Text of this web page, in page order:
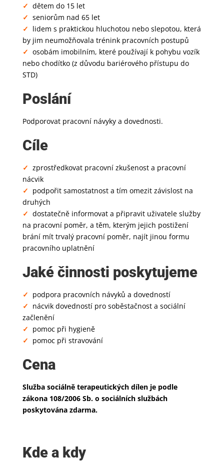
✓ dětem do 15 let
✓ seniorům nad 65 let
✓ lidem s praktickou hluchotou nebo slepotou, která
by jim neumožňovala trénink pracovních postupů
✓ osobám imobilním, které používají k pohybu vozík
nebo chodítko (z důvodu bariérového přístupu do
STD)
Poslání
Podporovat pracovní návyky a dovednosti.
Cíle
✓ zprostředkovat pracovní zkušenost a pracovní
nácvik
✓ podpořit samostatnost a tím omezit závislost na
druhých
✓ dostatečně informovat a připravit uživatele služby
na pracovní poměr, a těm, kterým jejich postižení
brání mít trvalý pracovní poměr, najít jinou formu
pracovního uplatnění
Jaké činnosti poskytujeme
✓ podpora pracovních návyků a dovedností
✓ nácvik dovedností pro soběstačnost a sociální
začlenění
✓ pomoc při hygieně
✓ pomoc při stravování
Cena
Služba sociálně terapeutických dílen je podle
zákona 108/2006 Sb. o sociálních službách
poskytována zdarma.
Kde a kdy